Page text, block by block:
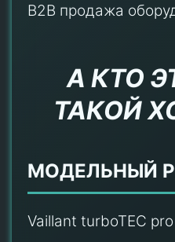
B2B продажа
А КТО
ТАКОЙ
МОДЕЛЬНЫЙ
Vaillant turboTEC